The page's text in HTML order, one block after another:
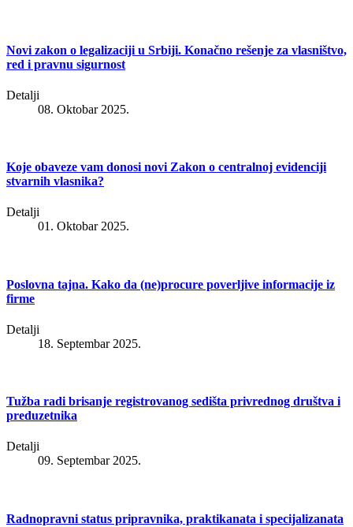
Novi zakon o legalizaciji u Srbiji. Konačno rešenje za vlasništvo,
red i pravnu sigurnost
Detalji
08. Oktobar 2025.
Koje obaveze vam donosi novi Zakon o centralnoj evidenciji
stvarnih vlasnika?
Detalji
01. Oktobar 2025.
Poslovna tajna. Kako da (ne)procure poverljive informacije iz
firme
Detalji
18. Septembar 2025.
Tužba radi brisanje registrovanog sedišta privrednog društva i
preduzetnika
Detalji
09. Septembar 2025.
Radnopravni status pripravnika, praktikanata i specijalizanata